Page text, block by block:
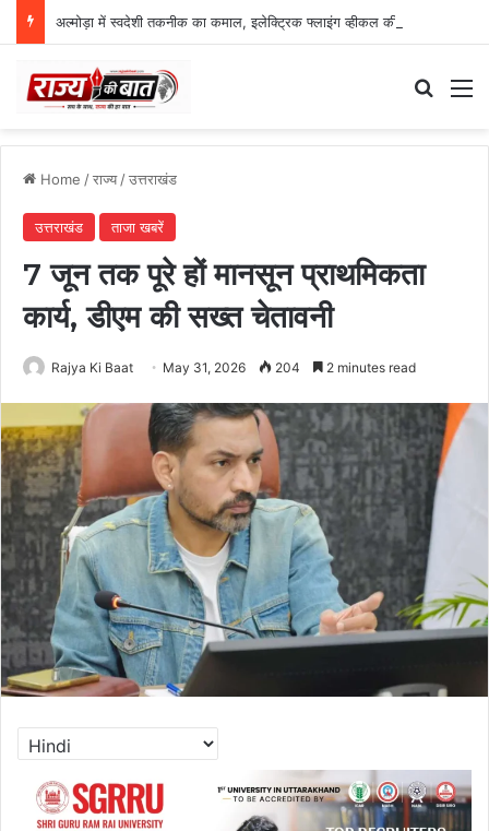
Home /राज्य/उत्तराखंड
उत्तराखंड ताजा खबरें
7 जून तक पूरे हों मानसून प्राथमिकता
कार्य, डीएम की सख्त चेतावनी
Rajya Ki Baat May 31, 2026 204 2 minutes read